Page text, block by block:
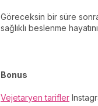
Göreceksin bir süre
sağlıklı beslenme
Bonus
Vejetaryen tarifler